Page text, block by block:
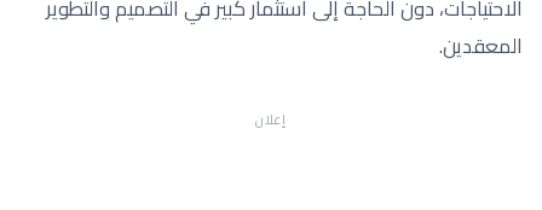
الاحتياجات، دون الحاجة إلى استثمار كبير في التصميم والتطوير
المعقدين.
إعلان